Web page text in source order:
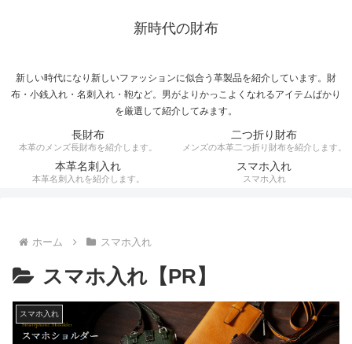
新時代の財布
新しい時代になり新しいファッションに似合う革製品を紹介しています。財
布・小銭入れ・名刺入れ・鞄など。男がよりかっこよくなれるアイテムばかり
を厳選して紹介してみます。
長財布
本革のメンズ長財布を紹介します。
二つ折り財布
メンズの本革二つ折り財布を紹介します。
本革名刺入れ
本革名刺入れを紹介します。
スマホ入れ
スマホ入れ
ホーム スマホ入れ
スマホ入れ【PR】
スマホ入れ